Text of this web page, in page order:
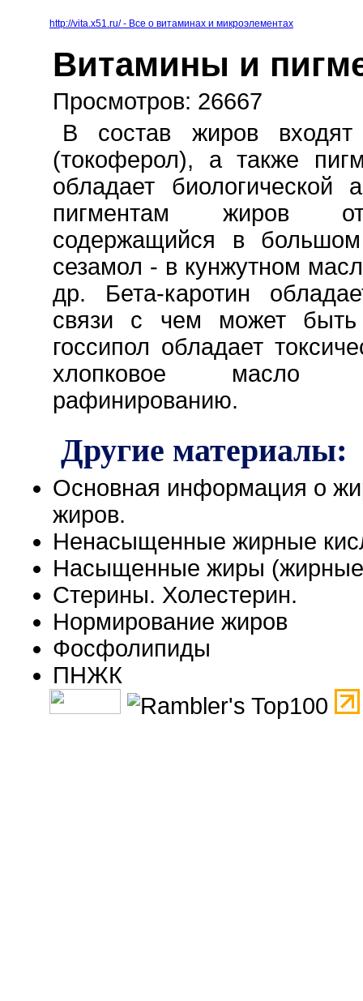
http://vita.x51.ru/ - Все о витаминах и микроэлементах
Витамины и
Просмотров: 26667
B состав жиров
(токоферол), а также
обладает биологической
пигментам жиров
содержащийся в
cезамол - в кунжутном
др. Бета-каротин
связи с чем может быть
госсипол обладает
хлопковое масло
рафинированию.
Другие материалы:
Основная информация о
жиров.
Ненасыщенные жирные
Насыщенные жиры (жирные
Стерины. Холестерин.
Нормирование жиров
Фосфолипиды
ПНЖК